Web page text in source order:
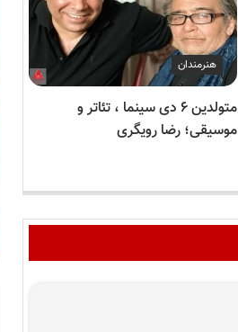
هنرمندان
متولدین ۶ دی سینما ، تئاتر و
موسیقی؛ رضا رویگری